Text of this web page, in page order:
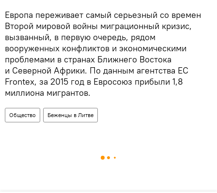
Европа переживает самый серьезный со времен
Второй мировой войны миграционный кризис,
вызванный, в первую очередь, рядом
вооруженных конфликтов и экономическими
проблемами в странах Ближнего Востока
и Северной Африки. По данным агентства ЕС
Frontex, за 2015 год в Евросоюз прибыли 1,8
миллиона мигрантов.
Общество Беженцы в Литве